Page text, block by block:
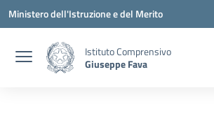
Vai ai contenuti
Vai al menu di navigazione
Vai al footer
Ministero dell'Istruzione e del Merito
Istituto Comprensivo
Giuseppe Fava